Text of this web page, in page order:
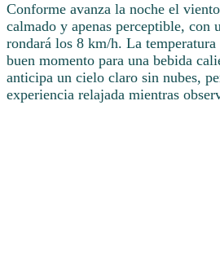
Conforme avanza la noche el
calmado y apenas perceptible, con
rondará los 8 km/h. La temperatura
buen momento para una bebida
anticipa un cielo claro sin nubes,
experiencia relajada mientras